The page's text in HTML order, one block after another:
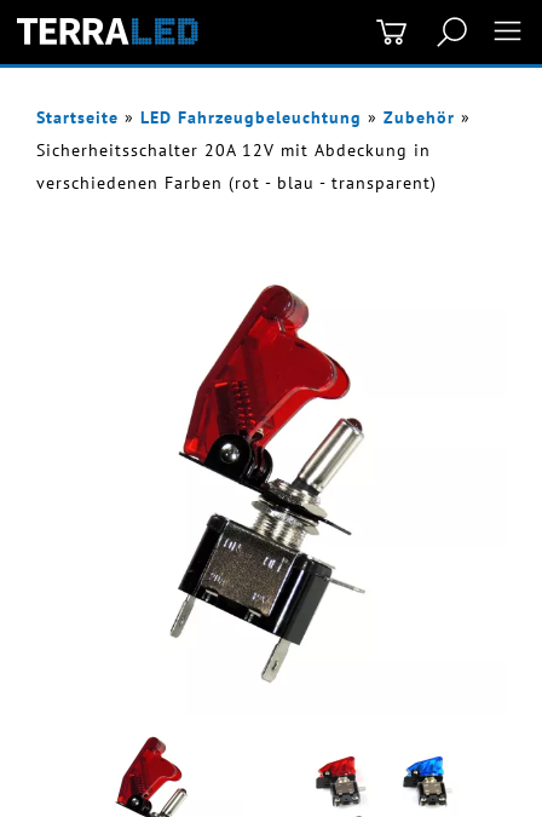
Startseite »LED Fahrzeugbeleuchtung »Zubehör »
Sicherheitsschalter 20A 12V mit Abdeckung in
verschiedenen Farben (rot - blau - transparent)